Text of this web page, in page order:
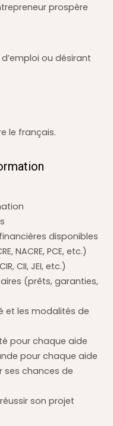
prospère
ou désirant
le français.
disponibles
NACRE, PCE, etc.)
CII, JEI, etc.)
(prêts, garanties,
et les modalités de
pour chaque aide
pour chaque aide
ses chances de
son projet